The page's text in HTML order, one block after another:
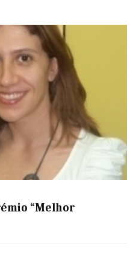
“Melhor